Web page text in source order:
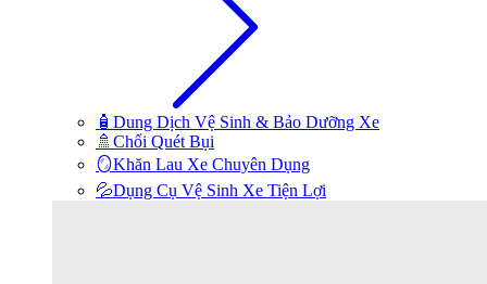
🧴Dung Dịch Vệ Sinh & Bảo Dưỡng Xe
🚿Chổi Quét Bụi
🪞Khăn Lau Xe Chuyên Dụng
💦Dụng Cụ Vệ Sinh Xe Tiện Lợi